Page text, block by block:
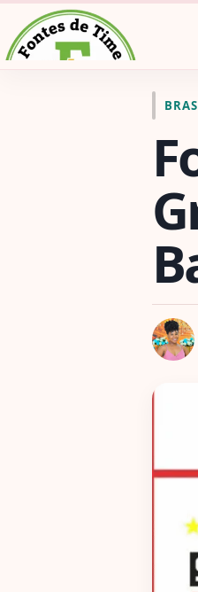
Pular para o conteúdo
Ir para a página inicial de